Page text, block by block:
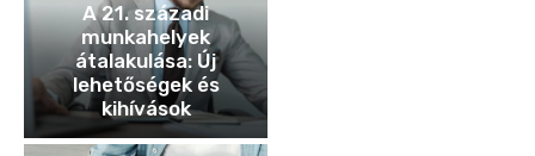
A 21. századi
munkahelyek
átalakulása: Új
lehetőségek és
kihívások